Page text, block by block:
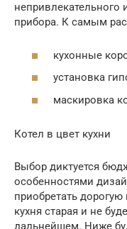
непривлекательного
прибора. К самым
кухонные
установка
маскировка
Котел в цвет кухни
Выбор диктуется
особенностями
приобретать
кухня старая и не
дальнейшем. Ниже